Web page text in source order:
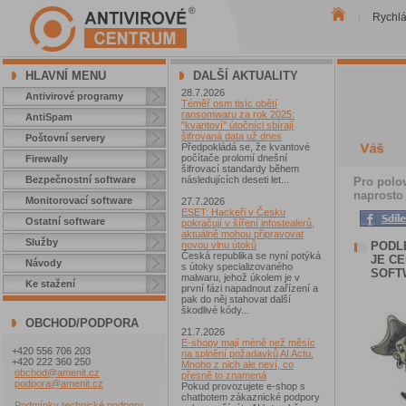
HLAVNÍ MENU
Antivirové programy
AntiSpam
Poštovní servery
Firewally
Bezpečnostní software
Monitorovací software
Ostatní software
Služby
Návody
Ke stažení
OBCHOD/PODPORA
+420 556 706 203
+420 222 360 250
obchod@amenit.cz
podpora@amenit.cz
DALŠÍ AKTUALITY
28.7.2026
Téměř osm tisíc obětí
ransomwaru za rok 2025:
"kvantoví" útočníci sbírají
šifrovaná data už dnes
Předpokládá se, že kvantové
počítače prolomí dnešní
šifrovací standardy během
následujících deseti let...
27.7.2026
ESET: Hackeři v Česku
pokračují v šíření infostealerů,
aktuálně mohou připravovat
novou vlnu útoků
Česká republika se nyní potýká
s útoky specializovaného
malwaru, jehož úkolem je v
první fázi napadnout zařízení a
pak do něj stahovat další
škodlivé kódy...
21.7.2026
E-shopy mají méně než měsíc
na splnění požadavků AI Actu.
Mnoho z nich ale neví, co
přesně to znamená
Pokud provozujete e-shop s
chatbotem zákaznické podpory
Pro
JE